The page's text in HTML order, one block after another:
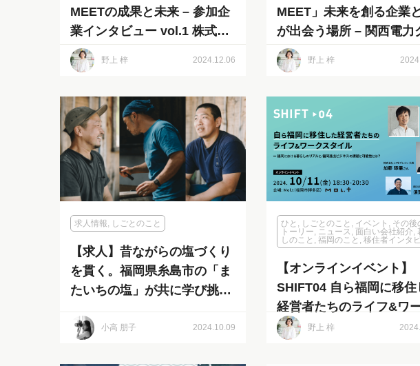
MEETの成果と未来 – 参加企
業インタビュー vol.1 株式会
社クアンド | 佐伯拓磨CFO・
笹木椿さん（広報経理担当）
野上 梓 2024.12.06
MEET」未来を創る企業
が出会う場所 – 関西電力
ープ・株式会社ソコナラ
2023年度イベント開催レ
野上 梓
求人情報, しごとのこと
【求人】昔ながらの塩づくり
を貫く。福岡県糸島市の「ま
たいちの塩」が共に学び挑戦
小高 朋子 2024.10.09
ひと , しごとのこと , イベント , その後
トーリー, ニュース , 面白い会社紹介,
しのこと ,福岡のこと ,移住者インタ
【オンラインイベント】
SHIFT04 自ら福岡に移住
経営者たちのライフ&ワ
スタイル 〜福岡における
野上 梓